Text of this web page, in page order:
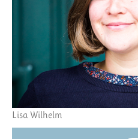
Lisa Wilhelm